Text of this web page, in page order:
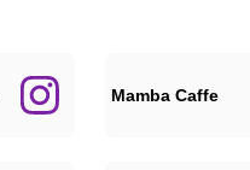
Mamba Caffe